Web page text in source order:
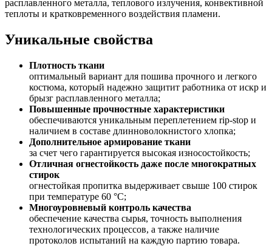
расплавленного металла, теплового излучения, конвективной
теплоты и кратковременного воздействия пламени.
Уникальные свойства
Плотность ткани
оптимальный вариант для пошива прочного и легкого
костюма, который надежно защитит работника от искр и
брызг расплавленного металла;
Повышенные прочностные характеристики
обеспечиваются уникальным переплетением rip-stop и
наличием в составе длинноволокнистого хлопка;
Дополнительное армирование ткани
за счет чего гарантируется высокая износостойкость;
Отличная огнестойкость даже после многократных
стирок
огнестойкая пропитка выдерживает свыше 100 стирок
при температуре 60 °С;
Многоуровневый контроль качества
обеспечение качества сырья, точность выполнения
технологических процессов, а также наличие
протоколов испытаний на каждую партию товара.